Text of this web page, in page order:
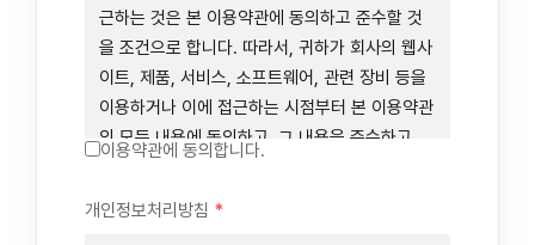
근하는 것은 본 이용약관에 동의하고 준수할 것
을 조건으로 합니다. 따라서, 귀하가 회사의 웹사
이트, 제품, 서비스, 소프트웨어, 관련 장비 등을
이용하거나 이에 접근하는 시점부터 본 이용약관
의 모든 내용에 동의하고, 그 내용을 준수하고,
귀하가 본 이용약관에 동의하지 않을 경우에는
이용약관에 동의합니다.
개인정보처리방침 *